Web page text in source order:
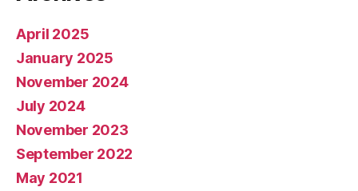
April 2025
January 2025
November 2024
July 2024
November 2023
September 2022
May 2021